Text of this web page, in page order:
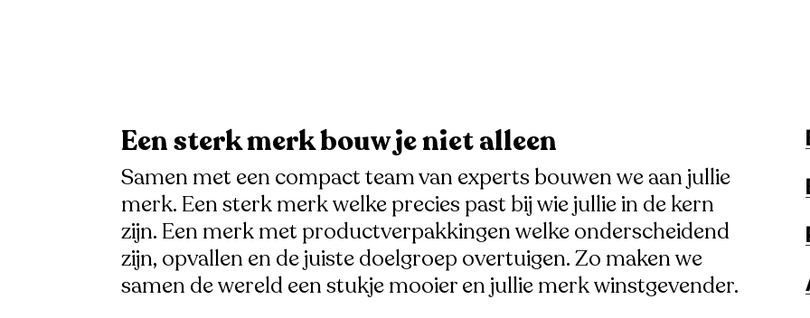
Een sterk merk bouw je niet alleen
Samen met een compact team van experts bouwen we aan jullie
merk. Een sterk merk welke precies past bij wie jullie in de kern
zijn. Een merk met productverpakkingen welke onderscheidend
zijn, opvallen en de juiste doelgroep overtuigen. Zo maken we
samen de wereld een stukje mooier en jullie merk winstgevender.